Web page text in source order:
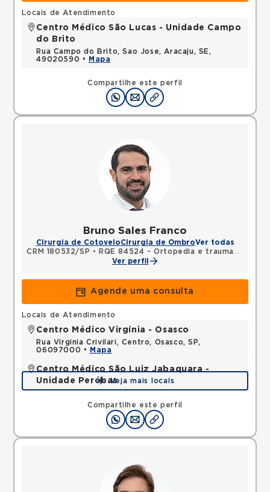
Compartilhe este perfil
Locais de Atendimento
Centro Médico São Lucas - Unidade Campo
do Brito
Rua Campo do Brito, Sao Jose, Aracaju, SE,
49020590 •
Mapa
Bruno Sales Franco
Cirurgia de CotoveloCirurgia de OmbroVer todas
CRM 180532/SP •
RQE 84524 - Ortopedia e traumatologia
Ver perfil
Agende uma consulta
Compartilhe este perfil
Locais de Atendimento
Centro Médico Virgínia - Osasco
Rua Virginia Crivilari, Centro, Osasco, SP,
06097000 •
Mapa
Centro Médico São Luiz Jabaquara -
Unidade Peróbas
Rua das Perobas, Jardim Oriental, Sao Paulo, SP,
Mapa
Veja mais locais